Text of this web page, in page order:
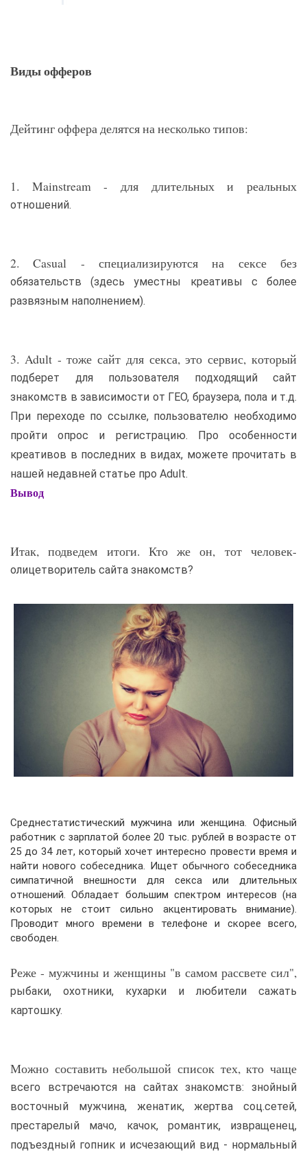
Виды офферов
Дейтинг оффера делятся на несколько типов:
1. Mainstream - для длительных и реальных
отношений.
2. Casual - специализируются на сексе без
обязательств (здесь уместны креативы с более
развязным наполнением).
3. Adult - тоже сайт для секса, это сервис, который
подберет для пользователя подходящий сайт
знакомств в зависимости от ГЕО, браузера, пола и т.д.
При переходе по ссылке, пользователю необходимо
пройти опрос и регистрацию. Про особенности
креативов в последних в видах, можете прочитать в
нашей недавней статье про Adult.
Вывод
Итак, подведем итоги. Кто же он, тот человек-
олицетворитель сайта знакомств?
Среднестатистический мужчина или женщина. Офисный
работник с зарплатой более 20 тыс. рублей в возрасте от
25 до 34 лет, который хочет интересно провести время и
найти нового собеседника. Ищет обычного собеседника
симпатичной внешности для секса или длительных
отношений. Обладает большим спектром интересов (на
которых не стоит сильно акцентировать внимание).
Проводит много времени в телефоне и скорее всего,
свободен.
Реже - мужчины и женщины "в самом рассвете сил",
рыбаки, охотники, кухарки и любители сажать
картошку.
Можно составить небольшой список тех, кто чаще
всего встречаются на сайтах знакомств: знойный
восточный мужчина, женатик, жертва соц.сетей,
престарелый мачо, качок, романтик, извращенец,
подъездный гопник и исчезающий вид - нормальный